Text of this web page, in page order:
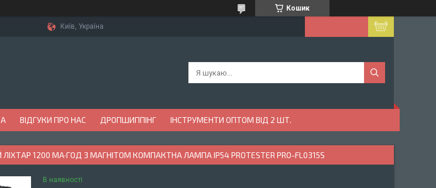
Кошик
Київ, Україна
ВІДГУКИ ПРО НАС ДРОПШИППІНГ ІНСТРУМЕНТИ ОПТОМ ВІД 2 ШТ.
1200 МА·ГОД З МАГНІТОМ КОМПАКТНА ЛАМПА IP54 PROTESTER PRO-FL0315S
В наявності